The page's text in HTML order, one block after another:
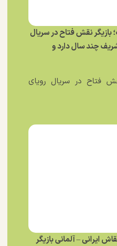
نقش فتاح در سریال
چند سال دارد و
فتاح در سریال رویای
ایرانی – آلمانی بازیگر